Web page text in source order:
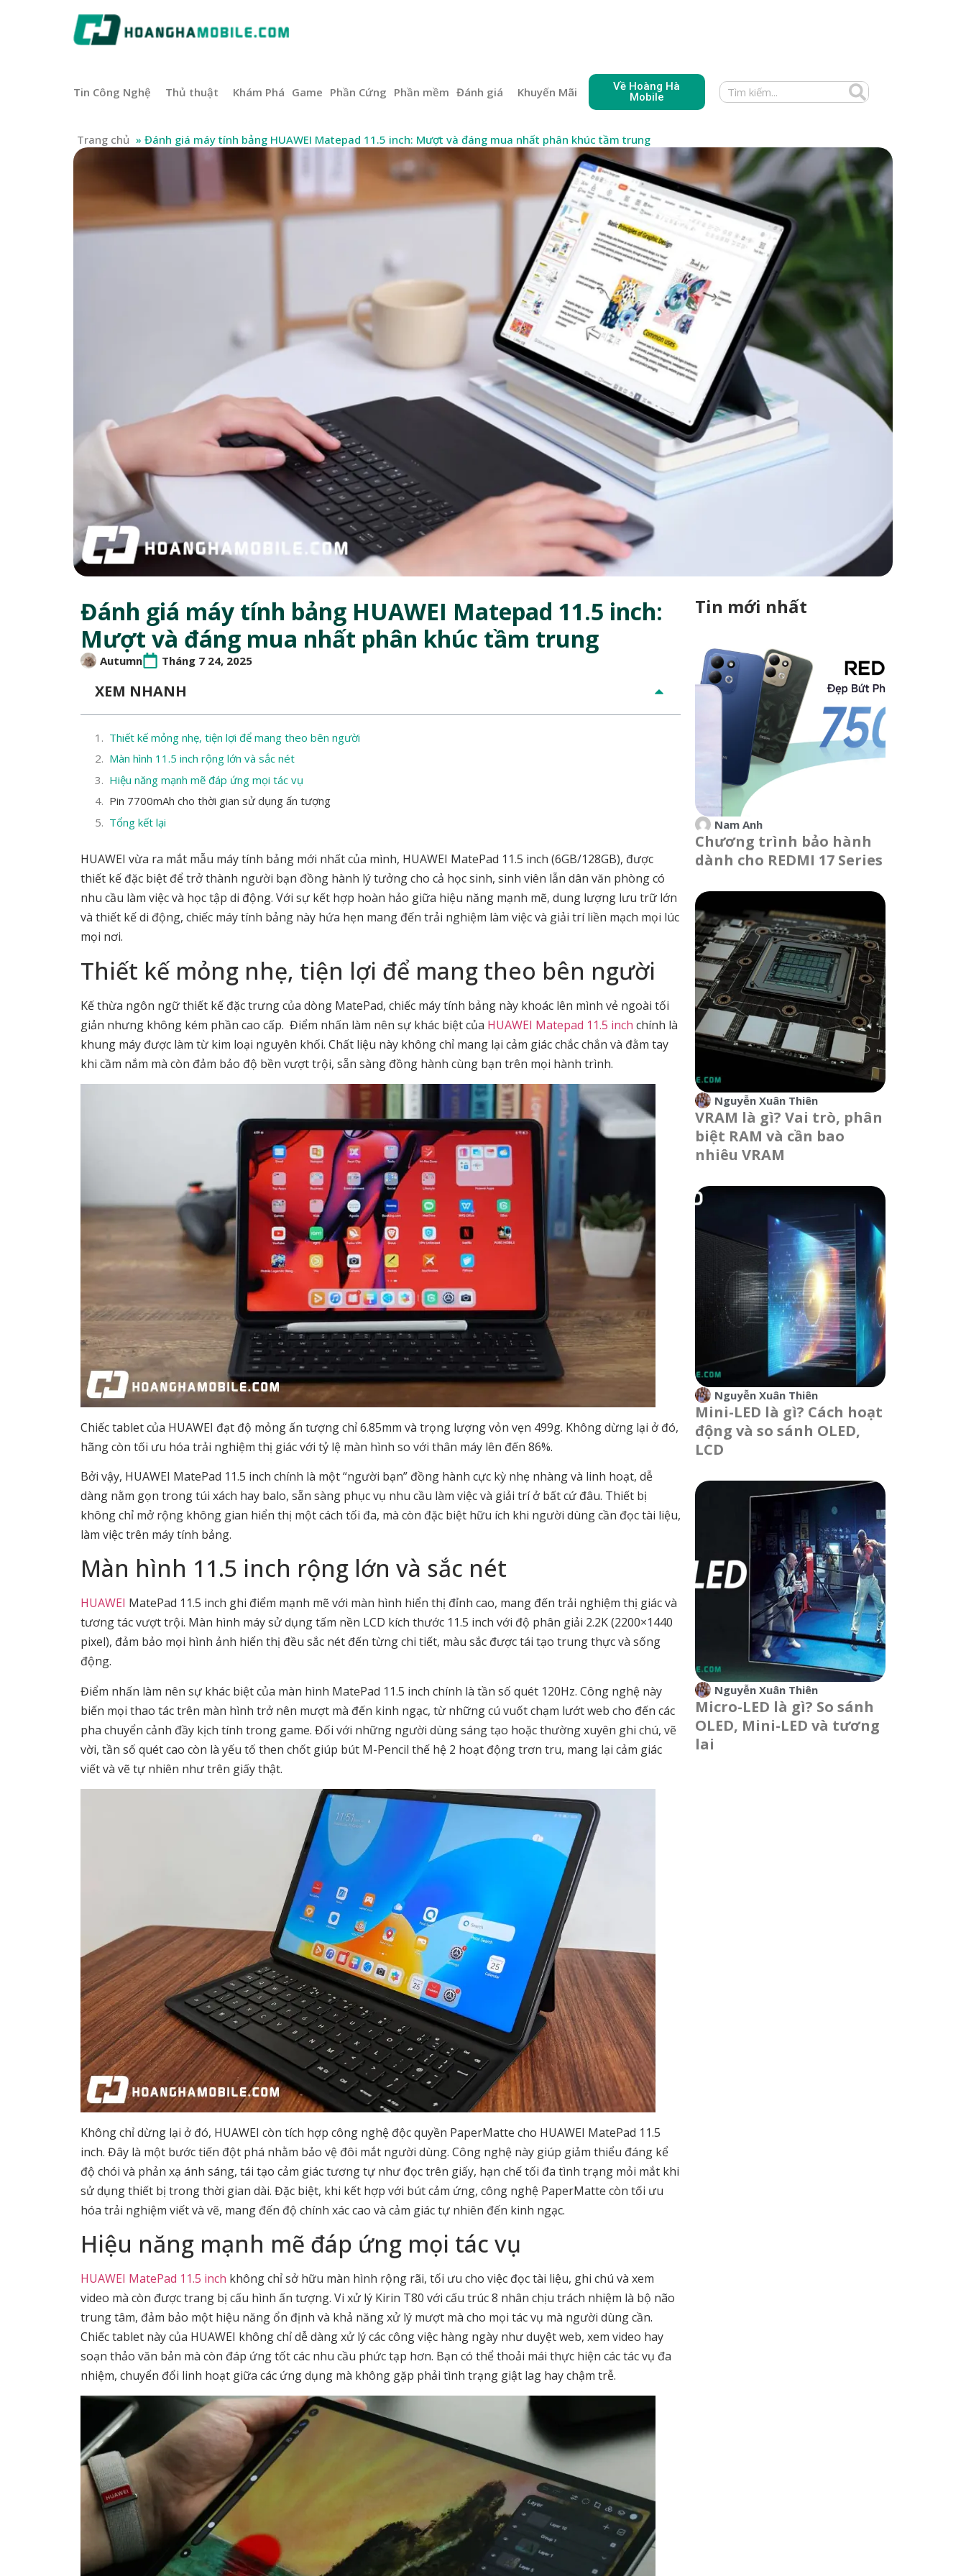
Tin Công Nghệ Thủ thuật Khám Phá Game Phần Cứng Phần mềm Đánh giá Khuyến Mãi
Về Hoàng Hà
Mobile
Trang chủ » Đánh giá máy tính bảng HUAWEI Matepad 11.5 inch: Mượt và đáng mua nhất phân khúc tầm trung
Đánh giá máy tính bảng HUAWEI Matepad 11.5 inch:
Mượt và đáng mua nhất phân khúc tầm trung
Autumn Tháng 7 24, 2025
XEM NHANH
Thiết kế mỏng nhẹ, tiện lợi để mang theo bên người
Màn hình 11.5 inch rộng lớn và sắc nét
Hiệu năng mạnh mẽ đáp ứng mọi tác vụ
Pin 7700mAh cho thời gian sử dụng ấn tượng
Tổng kết lại
HUAWEI vừa ra mắt mẫu máy tính bảng mới nhất của mình, HUAWEI MatePad 11.5 inch (6GB/128GB), được
thiết kế đặc biệt để trở thành người bạn đồng hành lý tưởng cho cả học sinh, sinh viên lẫn dân văn phòng có
nhu cầu làm việc và học tập di động. Với sự kết hợp hoàn hảo giữa hiệu năng mạnh mẽ, dung lượng lưu trữ lớn
và thiết kế di động, chiếc máy tính bảng này hứa hẹn mang đến trải nghiệm làm việc và giải trí liền mạch mọi lúc
mọi nơi.
Thiết kế mỏng nhẹ, tiện lợi để mang theo bên người
Kế thừa ngôn ngữ thiết kế đặc trưng của dòng MatePad, chiếc máy tính bảng này khoác lên mình vẻ ngoài tối
giản nhưng không kém phần cao cấp. Điểm nhấn làm nên sự khác biệt của HUAWEI Matepad 11.5 inch chính là
khung máy được làm từ kim loại nguyên khối. Chất liệu này không chỉ mang lại cảm giác chắc chắn và đằm tay
khi cầm nắm mà còn đảm bảo độ bền vượt trội, sẵn sàng đồng hành cùng bạn trên mọi hành trình.
Chiếc tablet của HUAWEI đạt độ mỏng ấn tượng chỉ 6.85mm và trọng lượng vỏn vẹn 499g. Không dừng lại ở đó,
hãng còn tối ưu hóa trải nghiệm thị giác với tỷ lệ màn hình so với thân máy lên đến 86%.
Bởi vậy, HUAWEI MatePad 11.5 inch chính là một “người bạn” đồng hành cực kỳ nhẹ nhàng và linh hoạt, dễ
dàng nằm gọn trong túi xách hay balo, sẵn sàng phục vụ nhu cầu làm việc và giải trí ở bất cứ đâu. Thiết bị
không chỉ mở rộng không gian hiển thị một cách tối đa, mà còn đặc biệt hữu ích khi người dùng cần đọc tài liệu,
làm việc trên máy tính bảng.
Màn hình 11.5 inch rộng lớn và sắc nét
HUAWEI MatePad 11.5 inch ghi điểm mạnh mẽ với màn hình hiển thị đỉnh cao, mang đến trải nghiệm thị giác và
tương tác vượt trội. Màn hình máy sử dụng tấm nền LCD kích thước 11.5 inch với độ phân giải 2.2K (2200×1440
pixel), đảm bảo mọi hình ảnh hiển thị đều sắc nét đến từng chi tiết, màu sắc được tái tạo trung thực và sống
động.
Điểm nhấn làm nên sự khác biệt của màn hình MatePad 11.5 inch chính là tần số quét 120Hz. Công nghệ này
biến mọi thao tác trên màn hình trở nên mượt mà đến kinh ngạc, từ những cú vuốt chạm lướt web cho đến các
pha chuyển cảnh đầy kịch tính trong game. Đối với những người dùng sáng tạo hoặc thường xuyên ghi chú, vẽ
vời, tần số quét cao còn là yếu tố then chốt giúp bút M-Pencil thế hệ 2 hoạt động trơn tru, mang lại cảm giác
viết và vẽ tự nhiên như trên giấy thật.
Không chỉ dừng lại ở đó, HUAWEI còn tích hợp công nghệ độc quyền PaperMatte cho HUAWEI MatePad 11.5
inch. Đây là một bước tiến đột phá nhằm bảo vệ đôi mắt người dùng. Công nghệ này giúp giảm thiểu đáng kể
độ chói và phản xạ ánh sáng, tái tạo cảm giác tương tự như đọc trên giấy, hạn chế tối đa tình trạng mỏi mắt khi
sử dụng thiết bị trong thời gian dài. Đặc biệt, khi kết hợp với bút cảm ứng, công nghệ PaperMatte còn tối ưu
hóa trải nghiệm viết và vẽ, mang đến độ chính xác cao và cảm giác tự nhiên đến kinh ngạc.
Hiệu năng mạnh mẽ đáp ứng mọi tác vụ
HUAWEI MatePad 11.5 inch không chỉ sở hữu màn hình rộng rãi, tối ưu cho việc đọc tài liệu, ghi chú và xem
video mà còn được trang bị cấu hình ấn tượng. Vi xử lý Kirin T80 với cấu trúc 8 nhân chịu trách nhiệm là bộ não
trung tâm, đảm bảo một hiệu năng ổn định và khả năng xử lý mượt mà cho mọi tác vụ mà người dùng cần.
Chiếc tablet này của HUAWEI không chỉ dễ dàng xử lý các công việc hàng ngày như duyệt web, xem video hay
soạn thảo văn bản mà còn đáp ứng tốt các nhu cầu phức tạp hơn. Bạn có thể thoải mái thực hiện các tác vụ đa
nhiệm, chuyển đổi linh hoạt giữa các ứng dụng mà không gặp phải tình trạng giật lag hay chậm trễ.
Tin mới nhất
Nam Anh
Chương trình bảo hành
dành cho REDMI 17 Series
Nguyễn Xuân Thiên
VRAM là gì? Vai trò, phân
biệt RAM và cần bao
nhiêu VRAM
Nguyễn Xuân Thiên
Mini-LED là gì? Cách hoạt
động và so sánh OLED,
LCD
Nguyễn Xuân Thiên
Micro-LED là gì? So sánh
OLED, Mini-LED và tương
lai